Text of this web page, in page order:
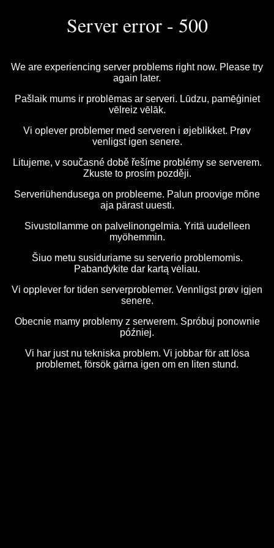
Server error - 500
We are experiencing server problems right now. Please try
again later.
Pašlaik mums ir problēmas ar serveri. Lūdzu, pamēģiniet
vēlreiz vēlāk.
Vi oplever problemer med serveren i øjeblikket. Prøv
venligst igen senere.
Litujeme, v současné době řešíme problémy se serverem.
Zkuste to prosím později.
Serveriühendusega on probleeme. Palun proovige mõne
aja pärast uuesti.
Sivustollamme on palvelinongelmia. Yritä uudelleen
myöhemmin.
Šiuo metu susiduriame su serverio problemomis.
Pabandykite dar kartą vėliau.
Vi opplever for tiden serverproblemer. Vennligst prøv igjen
senere.
Obecnie mamy problemy z serwerem. Spróbuj ponownie
później.
Vi har just nu tekniska problem. Vi jobbar för att lösa
problemet, försök gärna igen om en liten stund.